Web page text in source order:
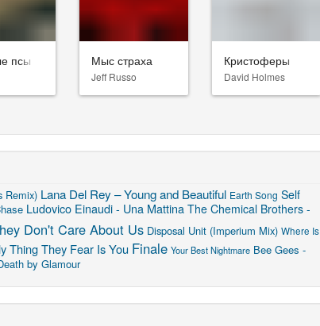
псы Мыс страха
Jeff Russo
Кристоферы
David Holmes
Remix) Lana Del Rey – Young and Beautiful Earth Song Self
Ludovico Einaudi - Una Mattina The Chemical Brothers -
Don't Care About Us Disposal Unit (Imperium Mix) Where Is
Thing They Fear Is You Finale Your Best Nightmare Bee Gees -
by Glamour